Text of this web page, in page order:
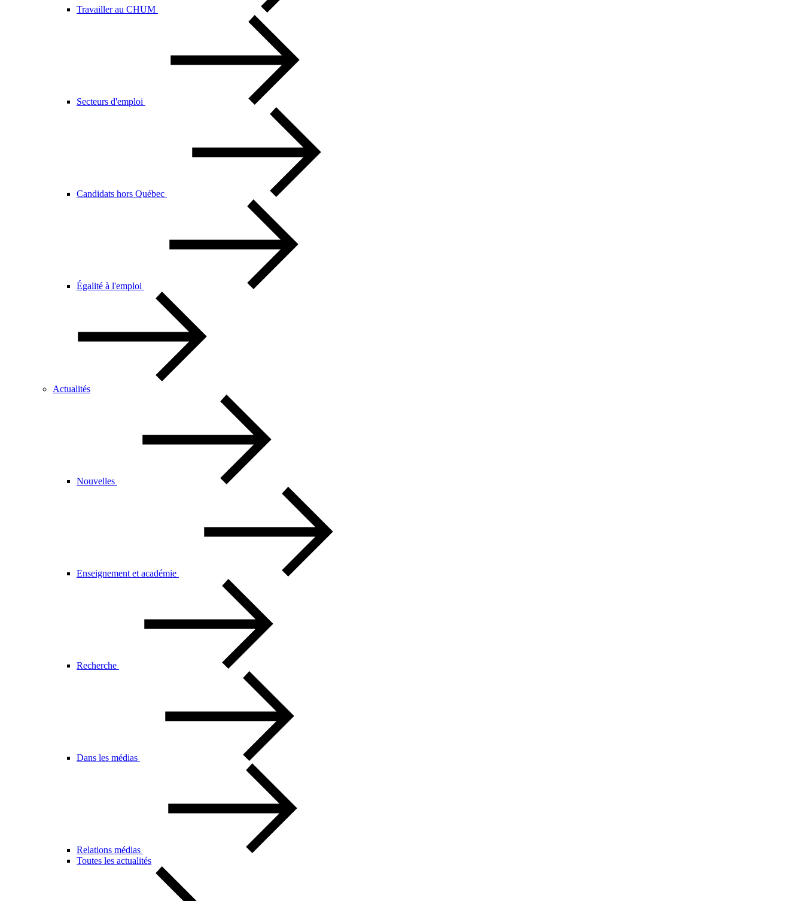
Travailler au CHUM
Secteurs d'emploi
Candidats hors Québec
Égalité à l'emploi
Actualités
Nouvelles
Enseignement et académie
Recherche
Dans les médias
Relations médias
Toutes les actualités